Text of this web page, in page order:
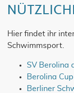
Hier findet ihr
Schwimmsport.
SV Berolina
Berolina Cup
Berliner